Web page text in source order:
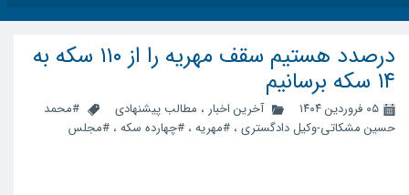
درصدد هستیم سقف مهریه را از ۱۱۰ سکه به
۱۴ سکه برسانیم
۰۵ فروردین ۱۴۰۴ آخرین اخبار ، مطالب پیشنهادی
#محمد
حسین مشکاتی-وکیل دادگستری ، #مهریه ، #چهارده سکه ، #مجلس